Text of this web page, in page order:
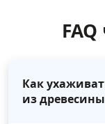
FAQ
Как
из